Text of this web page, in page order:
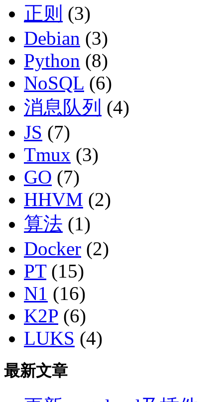
正则 (3)
Debian (3)
Python (8)
NoSQL (6)
消息队列 (4)
JS (7)
Tmux (3)
GO (7)
HHVM (2)
算法 (1)
Docker (2)
PT(15)
N1 (16)
K2P (6)
LUKS (4)
最新文章